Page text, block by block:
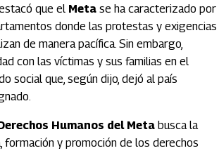
que el Meta se ha caracterizado por
donde las protestas y exigencias
de manera pacífica. Sin embargo,
con las víctimas y sus familias en el
social que, según dijo, dejó al país
Humanos del Meta busca la
formación y promoción de los derechos